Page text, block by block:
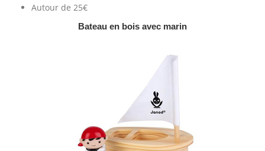
Autour de 25€
Bateau en bois avec marin